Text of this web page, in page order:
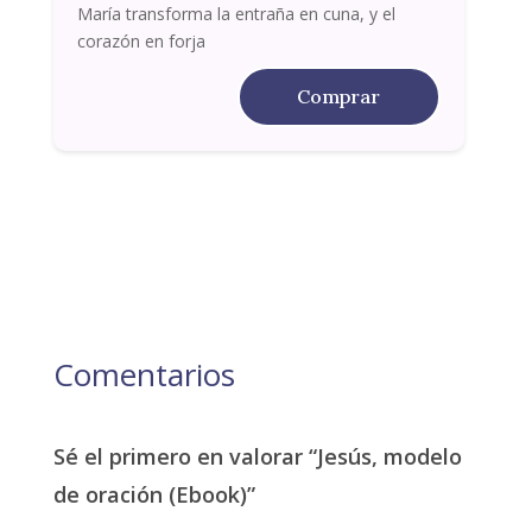
María transforma la entraña en cuna, y el
corazón en forja
Comprar
Comentarios
Sé el primero en valorar “Jesús, modelo
de oración (Ebook)”